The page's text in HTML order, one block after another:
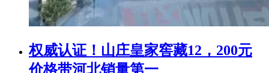
权威认证！山庄皇家窖藏12，200元
价格带河北销量第一